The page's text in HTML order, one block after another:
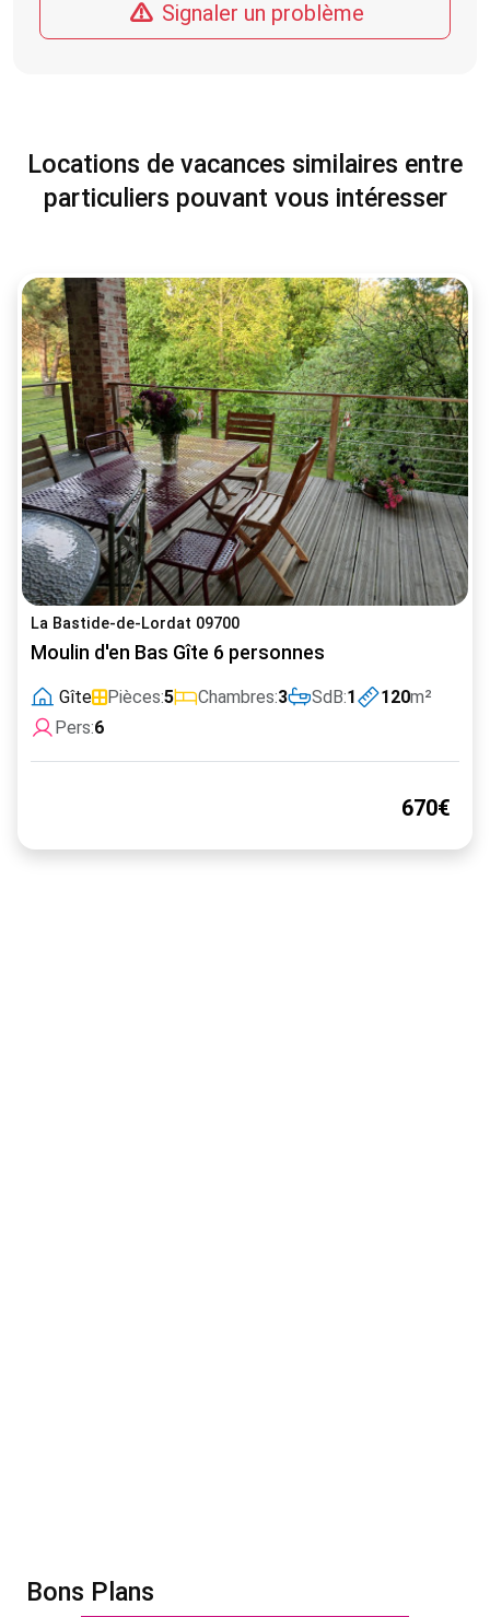
Signaler un problème
Locations de vacances similaires entre
particuliers pouvant vous intéresser
La Bastide-de-Lordat 09700
Moulin d'en Bas Gîte 6 personnes
Gîte Pièces:5 Chambres:3 SdB:1 120m²
Pers:6
670€
Bons Plans